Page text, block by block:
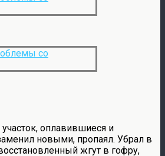
оплавившиеся и
новыми, пропаял. Убрал в
жгут в гофру,